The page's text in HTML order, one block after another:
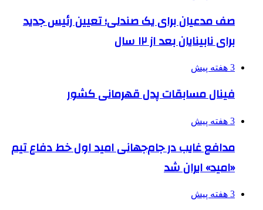
صف مدعیان برای یک صندلی؛ تعیین رئیس جدید
برای نابینایان بعد از ۱۲ سال
3 هفته پیش
فینال مسابقات پدل قهرمانی کشور
3 هفته پیش
مدافع غایب در جام‌جهانی امید اول خط دفاع تیم
«امید» ایران شد
3 هفته پیش